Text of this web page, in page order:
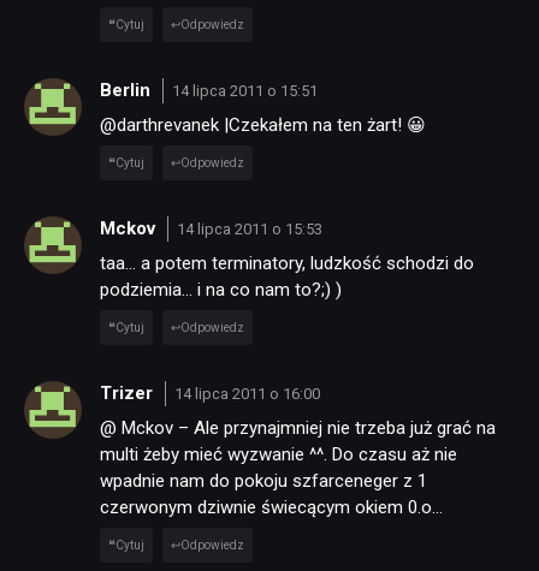
Cytuj Odpowiedz
Berlin 14 lipca 2011 o 15:51
@darthrevanek |Czekałem na ten żart! 😀
Cytuj Odpowiedz
Mckov 14 lipca 2011 o 15:53
taa… a potem terminatory, ludzkość schodzi do
podziemia… i na co nam to?;) )
Cytuj Odpowiedz
Trizer 14 lipca 2011 o 16:00
@ Mckov – Ale przynajmniej nie trzeba już grać na
multi żeby mieć wyzwanie ^^. Do czasu aż nie
wpadnie nam do pokoju szfarceneger z 1
czerwonym dziwnie świecącym okiem 0.o…
Cytuj Odpowiedz